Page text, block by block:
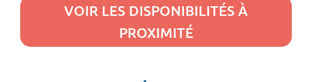
VOIR LES DISPONIBILITÉS À
PROXIMITÉ